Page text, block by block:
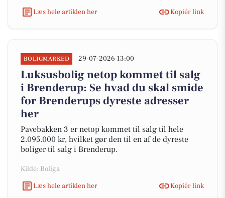
Læs hele artiklen her
Kopiér link
BOLIGMARKED 29-07-2026 13:00
Luksusbolig netop kommet til salg
i Brenderup: Se hvad du skal smide
for Brenderups dyreste adresser
her
Pavebakken 3 er netop kommet til salg til hele
2.095.000 kr, hvilket gør den til en af de dyreste
boliger til salg i Brenderup.
Kilde: Boliga
Læs hele artiklen her
Kopiér link